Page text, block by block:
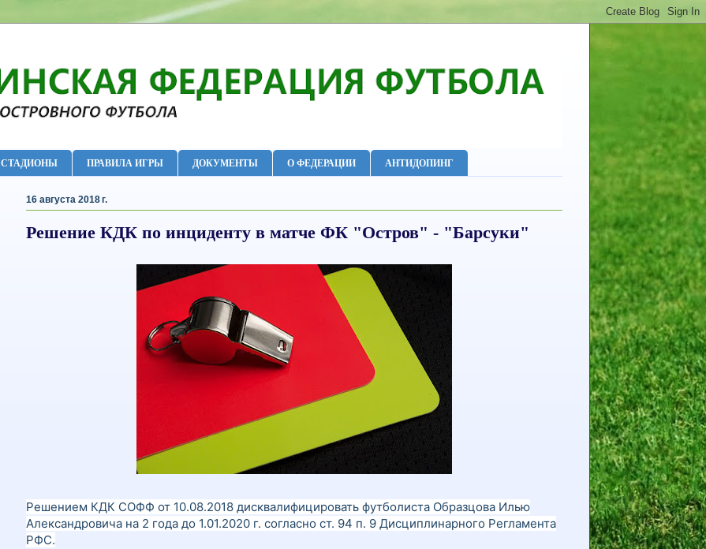
СТАДИОНЫ ПРАВИЛА ИГРЫ ДОКУМЕНТЫ О ФЕДЕРАЦИИ АНТИДОПИНГ
16 августа 2018 г.
Решение КДК по инциденту в матче ФК "Остров" - "Барсуки"
Решением КДК СОФФ от 10.08.2018 дисквалифицировать футболиста Образцова Илью
Александровича на 2 года до 1.01.2020 г. согласно ст. 94 п. 9 Дисциплинарного Регламента
РФС.